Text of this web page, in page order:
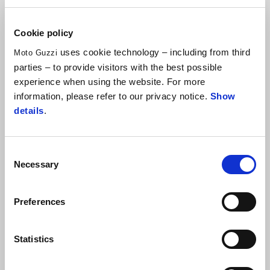
Cookie policy
Moto Guzzi uses cookie technology – including from third
parties – to provide visitors with the best possible
experience when using the website. For more
information, please refer to our privacy notice. Show
details.
Selection
Necessary
Preferences
Statistics